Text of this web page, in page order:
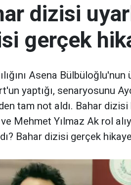
dizisi
gerçek
Asena
yaptığı, senaryosunu
tam not aldı. Bahar
Mehmet Yılmaz Ak rol
Bahar dizisi gerçek